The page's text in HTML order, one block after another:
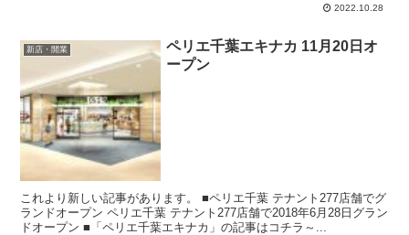
2022.10.28
新店・開業
ペリエ千葉エキナカ 11月20日オ
ープン
これより新しい記事があります。 ■ペリエ千葉 テナント277店舗でグ
ランドオープン ペリエ千葉 テナント277店舗で2018年6月28日グラン
ドオープン ■「ペリエ千葉エキナカ」の記事はコチラ～...